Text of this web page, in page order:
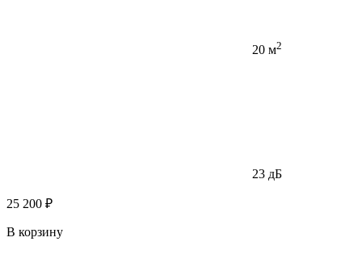
20 м2
23 дБ
25 200 ₽
В корзину